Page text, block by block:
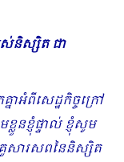
ស់និស្សិត ជា
អំពីសេដ្ឋកិច្ចក្រៅ
លួនខ្ញុំផ្ទាល់ ខ្ញុំសូម
សារសព​នៃនិស្សិត